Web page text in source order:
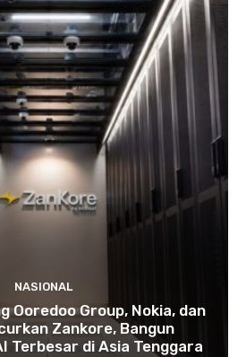
NASIONAL
Ooredoo Group, Nokia, dan
Zankore, Bangun
di Asia Tenggara